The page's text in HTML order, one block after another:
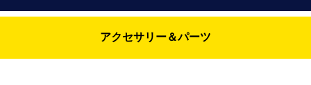
Bianchi（ビアンキ）
BRUNO(ブルーノ)アクセサリー＆パーツ